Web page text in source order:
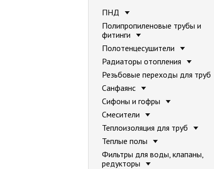
ПНД
Полипропиленовые трубы и
фитинги
Полотенцесушители
Радиаторы отопления
Резьбовые переходы для труб
Санфаянс
Сифоны и гофры
Смесители
Теплоизоляция для труб
Теплые полы
Фильтры для воды, клапаны,
редукторы